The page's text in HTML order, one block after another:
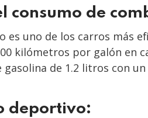
consumo de
es uno de los carros más
kilómetros por galón en
de 1.2 litros con
deportivo: